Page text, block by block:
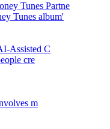
Tunes Partne
Tunes album'
Assisted C
cre
m